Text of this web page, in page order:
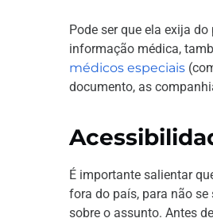
Pode ser que ela exija
informação médica,
médicos especiais
documento, as
É importante salientar
fora do país, para não
sobre o assunto. Antes